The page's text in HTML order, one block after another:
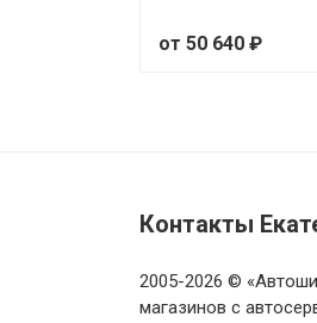
от 50 640 ₽
Контакты
2005-2026 ©
магазинов с